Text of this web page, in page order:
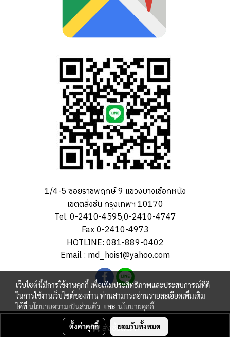
สั่งซื้อสินค้า
1/4-5 ซอยราชพฤกษ์ 9 แขวงบางเชือกหนัง
เขตตลิ่งชัน กรุงเทพฯ 10170
Tel. 0-2410-4595,0-2410-4747
Fax 0-2410-4973
HOTLINE: 081-889-0402
Email : md_hoist@yahoo.com
สงวนลิขสิทธิ์ MD - Hoist Co.,Ltd © 2023 All rights reversed.
เว็บไซต์นี้มีการใช้งานคุกกี้ เพื่อเพิ่มประสิทธิภาพและประสบการณ์ที่ดี
ในการใช้งานเว็บไซต์ของท่าน ท่านสามารถอ่านรายละเอียดเพิ่มเติม
ได้ที่นโยบายความเป็นส่วนตัว และ นโยบายคุกกี้
ตั้งค่าคุกกี้ ยอมรับทั้งหมด